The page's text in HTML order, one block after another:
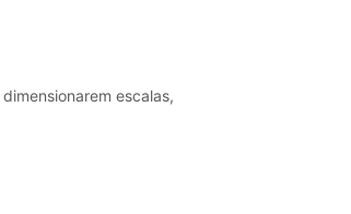
dimensionarem escalas,